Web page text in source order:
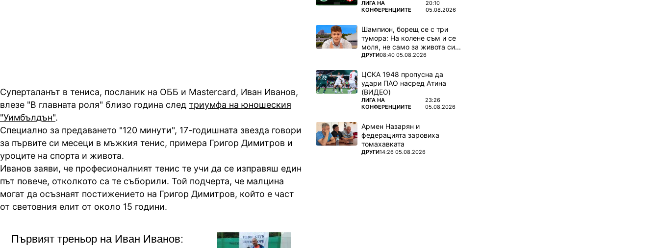
Суперталанът в тениса, посланик на ОББ и Mastercard, Иван Иванов,
влезе "В главната роля" близо година след триумфа на юношеския
"Уимбълдън".
Специално за предаването "120 минути", 17-годишната звезда говори
за първите си месеци в мъжкия тенис, примера Григор Димитров и
уроците на спорта и живота.
Иванов заяви, че професионалният тенис те учи да се изправяш един
път повече, отколкото са те съборили. Той подчерта, че малцина
могат да осъзнаят постижението на Григор Димитров, който е част
от световния елит от около 15 години.
Първият треньор на Иван Иванов:
ПОВЕЧЕ ОТ
ЛИГА НА
КОНФЕРЕНЦИИТЕ
20:10
05.08.2026
Шампион, борещ се с три
тумора: На колене съм и се
моля, не само за живота си...
ПОВЕЧЕ ОТ
ДРУГИ08:40 05.08.2026
ЦСКА 1948 пропусна да
удари ПАО насред Атина
(ВИДЕО)
ПОВЕЧЕ ОТ
ЛИГА НА
КОНФЕРЕНЦИИТЕ
23:26
05.08.2026
Армен Назарян и
федерацията заровиха
томахавката
ПОВЕЧЕ ОТ
ДРУГИ14:26 05.08.2026